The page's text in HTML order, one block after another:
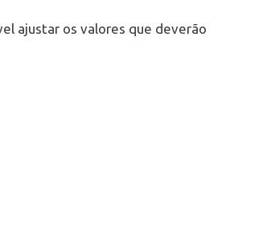
ajustar os valores que deverão